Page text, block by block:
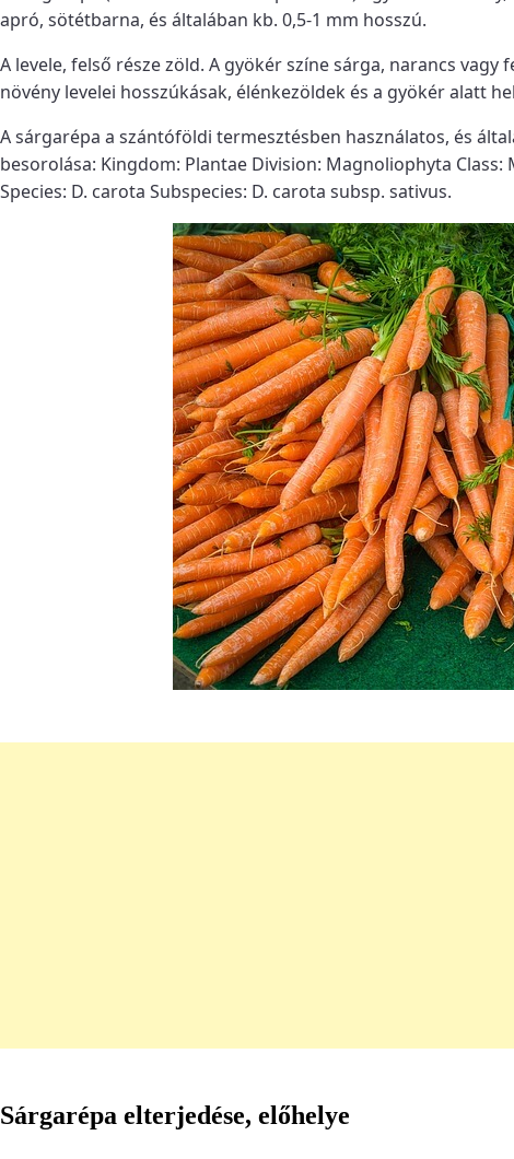
apró, sötétbarna, és általában kb. 0,5-1 mm hosszú.
A levele, felső része zöld. A gyökér színe sárga, narancs
növény levelei hosszúkásak, élénkezöldek és a gyökér alatt
A sárgarépa a szántóföldi termesztésben használatos, és
besorolása: Kingdom: Plantae Division: Magnoliophyta
Species: D. carota Subspecies: D. carota subsp. sativus.
Sárgarépa elterjedése, előhelye